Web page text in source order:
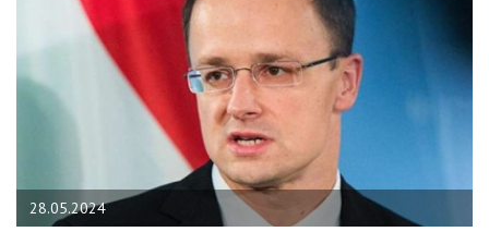
28.05.2024